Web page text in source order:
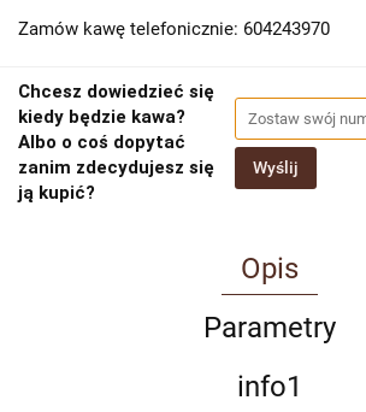
Zamów kawę telefonicznie: 604243970
Chcesz dowiedzieć się
kiedy będzie kawa?
Albo o coś dopytać
zanim zdecydujesz się
ją kupić?
Wyślij
Opis
Parametry
info1